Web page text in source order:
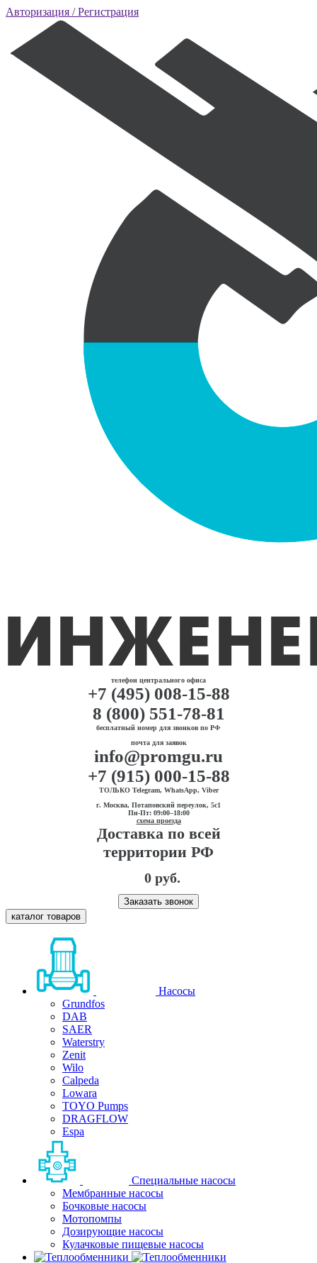
Авторизация / Регистрация
телефон центрального офиса
+7 (495) 008-15-88
8 (800) 551-78-81
бесплатный номер для звонков по РФ
почта для заявок
info@promgu.ru
+7 (915) 000-15-88
ТОЛЬКО Telegram, WhatsApp, Viber
г. Москва, Потаповский переулок, 5с1
Пн-Пт: 09:00–18:00
схема проезда
Доставка по всей
территории РФ
0 руб.
Заказать звонок
каталог товаров
Насосы
Grundfos
DAB
SAER
Waterstry
Zenit
Wilo
Calpeda
Lowara
TOYO Pumps
DRAGFLOW
Espa
Специальные насосы
Мембранные насосы
Бочковые насосы
Мотопомпы
Дозирующие насосы
Кулачковые пищевые насосы